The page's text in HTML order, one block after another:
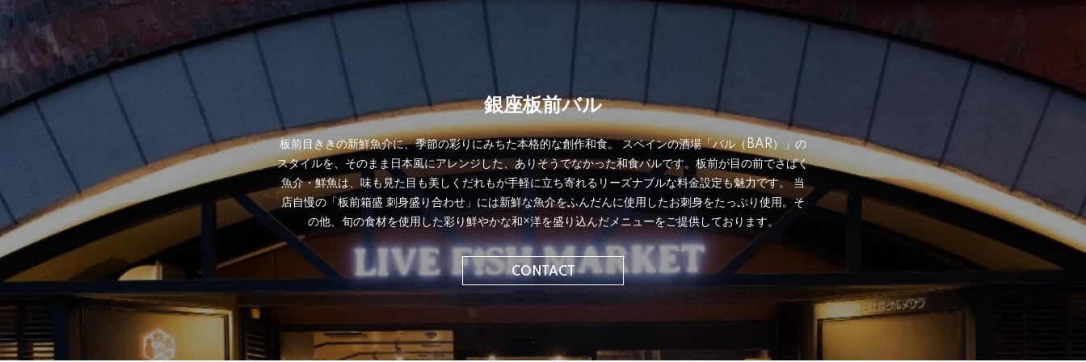
銀座板前バル
板前目ききの新鮮魚介に、季節の彩りにみちた本格的な創作和食。 スペインの酒場「バル（BAR）」の
スタイルを、そのまま日本風にアレンジした、ありそうでなかった和食バルです。板前が目の前でさばく
魚介・鮮魚は、味も見た目も美しくだれもが手軽に立ち寄れるリーズナブルな料金設定も魅力です。 当
店自慢の「板前箱盛 刺身盛り合わせ」には新鮮な魚介をふんだんに使用したお刺身をたっぷり使用。そ
の他、旬の食材を使用した彩り鮮やかな和×洋を盛り込んだメニューをご提供しております。
CONTACT